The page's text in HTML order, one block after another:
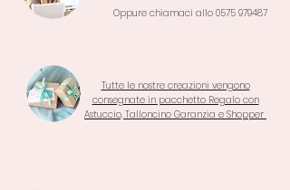
Oppure chiamaci allo 0575 979487
Tutte le nostre creazioni vengono
consegnate in pacchetto Regalo con
Astuccio, Talloncino Garanzia e Shopper